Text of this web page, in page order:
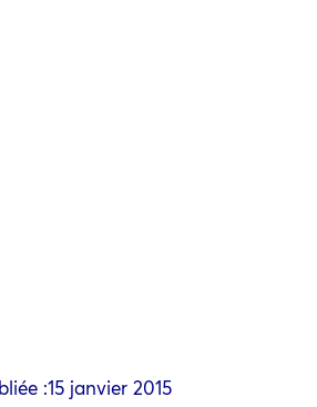
:15 janvier 2015